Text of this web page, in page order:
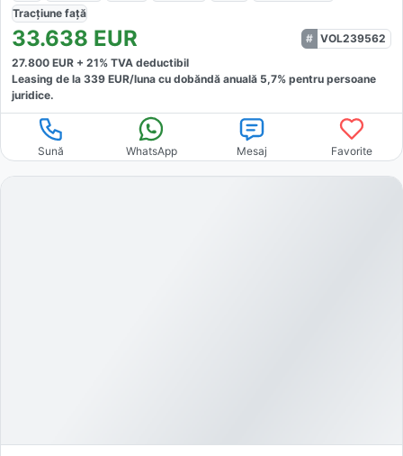
Tracțiune față
33.638 EUR
VOL239562
27.800 EUR + 21% TVA deductibil
Leasing de la 339 EUR/luna cu dobăndă anuală 5,7% pentru persoane
juridice.
Sună WhatsApp Mesaj Favorite